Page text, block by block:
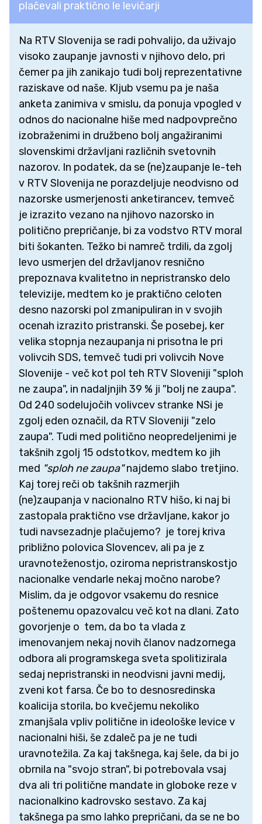
plačevali praktično le levičarji
Na RTV Slovenija se radi pohvalijo, da uživajo
visoko zaupanje javnosti v njihovo delo, pri
čemer pa jih zanikajo tudi bolj reprezentativne
raziskave od naše. Kljub vsemu pa je naša
anketa zanimiva v smislu, da ponuja vpogled v
odnos do nacionalne hiše med nadpovprečno
izobraženimi in družbeno bolj angažiranimi
slovenskimi državljani različnih svetovnih
nazorov. In podatek, da se (ne)zaupanje le-teh
v RTV Slovenija ne porazdeljuje neodvisno od
nazorske usmerjenosti anketirancev, temveč
je izrazito vezano na njihovo nazorsko in
politično prepričanje, bi za vodstvo RTV moral
biti šokanten. Težko bi namreč trdili, da zgolj
levo usmerjen del državljanov resnično
prepoznava kvalitetno in nepristransko delo
televizije, medtem ko je praktično celoten
desno nazorski pol zmanipuliran in v svojih
ocenah izrazito pristranski. Še posebej, ker
velika stopnja nezaupanja ni prisotna le pri
volivcih SDS, temveč tudi pri volivcih Nove
Slovenije - več kot pol teh RTV Sloveniji "sploh
ne zaupa", in nadaljnjih 39 % ji "bolj ne zaupa".
Od 240 sodelujočih volivcev stranke NSi je
zgolj eden označil, da RTV Sloveniji "zelo
zaupa". Tudi med politično neopredeljenimi je
takšnih zgolj 15 odstotkov, medtem ko jih
med "sploh ne zaupa"najdemo slabo tretjino.
Kaj torej reči ob takšnih razmerjih
(ne)zaupanja v nacionalno RTV hišo, ki naj bi
zastopala praktično vse državljane, kakor jo
tudi navsezadnje plačujemo? je torej kriva
približno polovica Slovencev, ali pa je z
uravnoteženostjo, oziroma nepristranskostjo
nacionalke vendarle nekaj močno narobe?
Mislim, da je odgovor vsakemu do resnice
poštenemu opazovalcu več kot na dlani. Zato
govorjenje o tem, da bo ta vlada z
imenovanjem nekaj novih članov nadzornega
odbora ali programskega sveta spolitizirala
sedaj nepristranski in neodvisni javni medij,
zveni kot farsa. Če bo to desnosredinska
koalicija storila, bo kvečjemu nekoliko
zmanjšala vpliv politične in ideološke levice v
nacionalni hiši, še zdaleč pa je ne tudi
uravnotežila. Za kaj takšnega, kaj šele, da bi jo
obrnila na "svojo stran", bi potrebovala vsaj
dva ali tri politične mandate in globoke reze v
nacionalkino kadrovsko sestavo. Za kaj
takšnega pa smo lahko prepričani, da se ne bo